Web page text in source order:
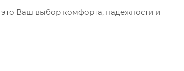
это Ваш выбор комфорта, надежности и